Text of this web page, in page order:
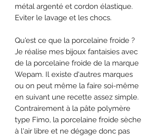
métal argenté et cordon élastique.
Eviter le lavage et les chocs.
Qu'est ce que la porcelaine froide ?
Je réalise mes bijoux fantaisies avec
de la porcelaine froide de la marque
Wepam. Il existe d'autres marques
ou on peut même la faire soi-même
en suivant une recette assez simple.
Contrairement à la pâte polymère
type Fimo, la porcelaine froide sèche
à l'air libre et ne dégage donc pas